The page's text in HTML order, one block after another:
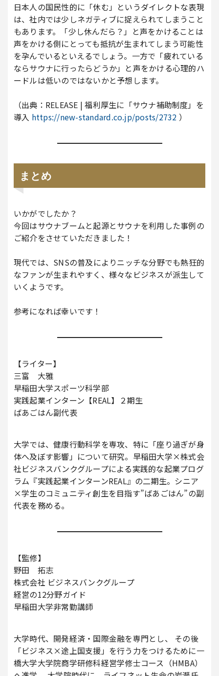
日本人の国民性的に「休む」というダイレクトな表現
は、社内では少しネガティブに捉えられてしまうこと
もあります。「少し休んだら？」と声をかけることは
声をかける側にとっても抵抗が生まれてしまう可能性
を孕んでいるといえるでしょう。一方で「疲れている
ならサウナに行ったらどうか」と声をかける心理的ハ
ードルは低いのではないかと予想します。
（出典：RELEASE | 福利厚生に「サウナ補助制度」を
導入 https://new-standard.co.jp/posts/2732 ）
まとめ
いかがでしたか？
今回はサウナブームと起源とサウナを利用した事例の
ご紹介をさせていただきました！
現代では、SNSの普及によりニッチな分野でも熱狂的
なファンが生まれやすく、様々なビジネスが派生して
いくようです。
参考になれば幸いです！
【ライター】
三富 大雅
早稲田大学スポーツ科学部
実践起業インターン【REAL】２期生
ばあごはん副代表
大学では、健康行動科学を専攻、特に「座り過ぎが身
体へ及ぼす影響」について研究。早稲田大学×株式会
社ビジネスバンクグループによる実践的な起業プログ
ラム『実践起業インターンREAL』の二期生。シニア
×学生のコミュニティ創生を目指す”ばあごはん”の副
代表を務める。
【監修】
野田 拓志
株式会社 ビジネスバンクグループ
経営の12分野ガイド
早稲田大学非常勤講師
大学時代、開発経済・国際金融を専門とし、 その後
「ビジネス×途上国支援」を行う力をつけるために一
橋大学大学院商学研修科経営学修士コース（HMBA）